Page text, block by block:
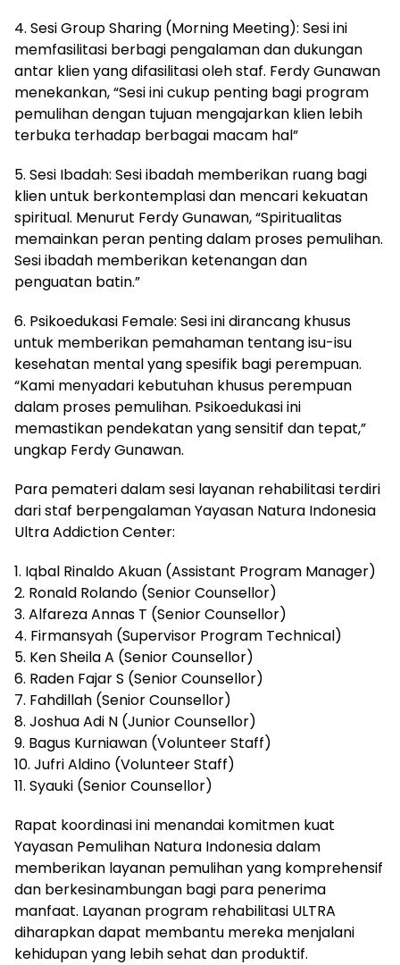
4. Sesi Group Sharing (Morning Meeting): Sesi ini
memfasilitasi berbagi pengalaman dan dukungan
antar klien yang difasilitasi oleh staf. Ferdy Gunawan
menekankan, “Sesi ini cukup penting bagi program
pemulihan dengan tujuan mengajarkan klien lebih
terbuka terhadap berbagai macam hal”
5. Sesi Ibadah: Sesi ibadah memberikan ruang bagi
klien untuk berkontemplasi dan mencari kekuatan
spiritual. Menurut Ferdy Gunawan, “Spiritualitas
memainkan peran penting dalam proses pemulihan.
Sesi ibadah memberikan ketenangan dan
penguatan batin.”
6. Psikoedukasi Female: Sesi ini dirancang khusus
untuk memberikan pemahaman tentang isu-isu
kesehatan mental yang spesifik bagi perempuan.
“Kami menyadari kebutuhan khusus perempuan
dalam proses pemulihan. Psikoedukasi ini
memastikan pendekatan yang sensitif dan tepat,”
ungkap Ferdy Gunawan.
Para pemateri dalam sesi layanan rehabilitasi terdiri
dari staf berpengalaman Yayasan Natura Indonesia
Ultra Addiction Center:
1. Iqbal Rinaldo Akuan (Assistant Program Manager)
2. Ronald Rolando (Senior Counsellor)
3. Alfareza Annas T (Senior Counsellor)
4. Firmansyah (Supervisor Program Technical)
5. Ken Sheila A (Senior Counsellor)
6. Raden Fajar S (Senior Counsellor)
7. Fahdillah (Senior Counsellor)
8. Joshua Adi N (Junior Counsellor)
9. Bagus Kurniawan (Volunteer Staff)
10. Jufri Aldino (Volunteer Staff)
11. Syauki (Senior Counsellor)
Rapat koordinasi ini menandai komitmen kuat
Yayasan Pemulihan Natura Indonesia dalam
memberikan layanan pemulihan yang komprehensif
dan berkesinambungan bagi para penerima
manfaat. Layanan program rehabilitasi ULTRA
diharapkan dapat membantu mereka menjalani
kehidupan yang lebih sehat dan produktif.